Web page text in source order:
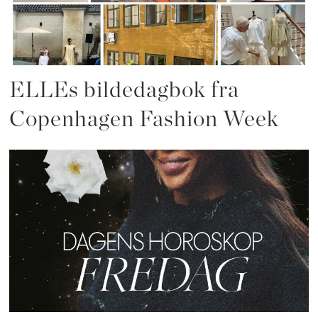
ELLEs bildedagbok fra
Copenhagen Fashion Week